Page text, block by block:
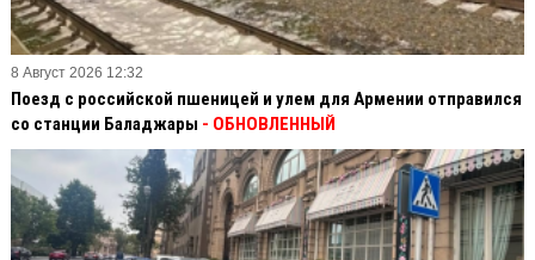
8 Август 2026 12:32
Поезд с российской пшеницей и улем для Армении отправился
со станции Баладжары - ОБНОВЛЕННЫЙ